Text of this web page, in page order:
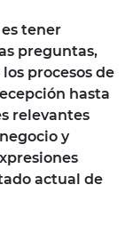
tener
preguntas,
procesos de
hasta
relevantes
y
actual de